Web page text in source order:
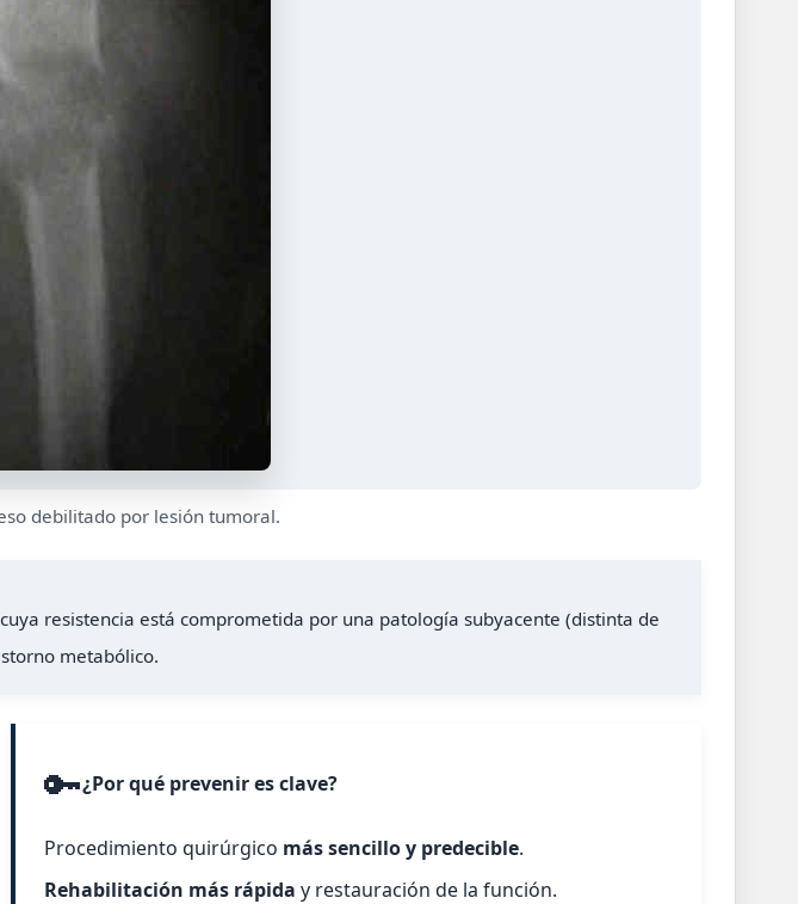
debilitado por lesión tumoral.
resistencia está comprometida por una patología subyacente (distinta de
metabólico.
🔑¿Por qué prevenir es clave?
Procedimiento quirúrgico más sencillo y predecible.
Rehabilitación más rápida y restauración de la función.